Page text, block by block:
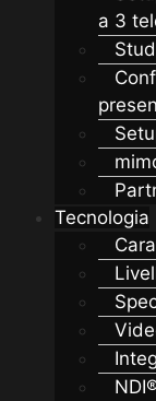
a 3
Tecnologia